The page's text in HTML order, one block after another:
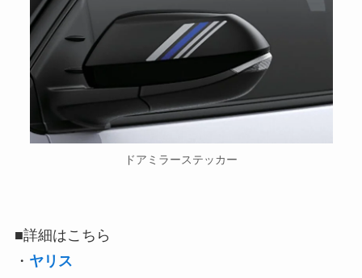
ドアミラーステッカー
■詳細はこちら
・ ヤリス